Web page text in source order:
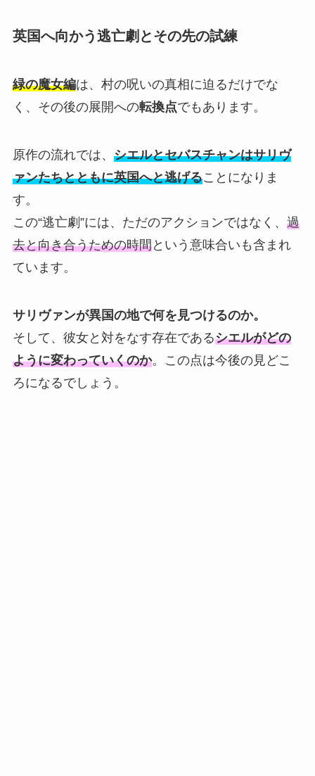
英国へ向かう逃亡劇とその先の試練
緑の魔女編は、村の呪いの真相に迫るだけでな
く、その後の展開への転換点でもあります。
原作の流れでは、 シエルとセバスチャンはサリヴ
ァンたちとともに英国へと逃げることになりま
す。
この“逃亡劇”には、ただのアクションではなく、 過
去と向き合うための時間という意味合いも含まれ
ています。
サリヴァンが異国の地で何を見つけるのか。
そして、彼女と対をなす存在であるシエルがどの
ように変わっていくのか。この点は今後の見どこ
ろになるでしょう。